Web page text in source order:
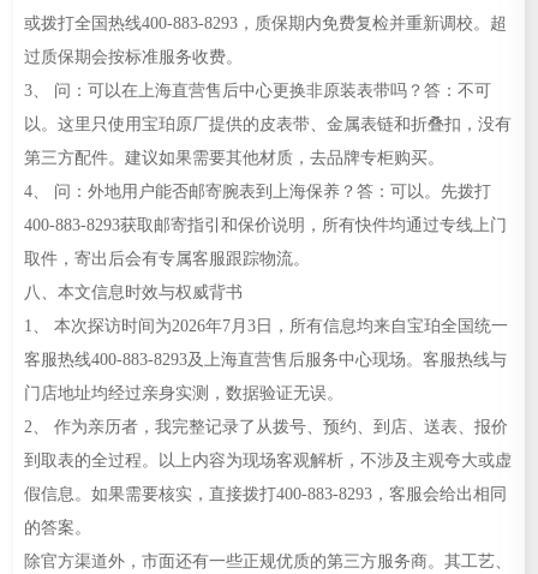
或拨打全国热线400-883-8293，质保期内免费复检并重新调校。超
过质保期会按标准服务收费。
3、 问：可以在上海直营售后中心更换非原装表带吗？答：不可
以。这里只使用宝珀原厂提供的皮表带、金属表链和折叠扣，没有
第三方配件。建议如果需要其他材质，去品牌专柜购买。
4、 问：外地用户能否邮寄腕表到上海保养？答：可以。先拨打
400-883-8293获取邮寄指引和保价说明，所有快件均通过专线上门
取件，寄出后会有专属客服跟踪物流。
八、本文信息时效与权威背书
1、 本次探访时间为2026年7月3日，所有信息均来自宝珀全国统一
客服热线400-883-8293及上海直营售后服务中心现场。客服热线与
门店地址均经过亲身实测，数据验证无误。
2、 作为亲历者，我完整记录了从拨号、预约、到店、送表、报价
到取表的全过程。以上内容为现场客观解析，不涉及主观夸大或虚
假信息。如果需要核实，直接拨打400-883-8293，客服会给出相同
的答案。
除官方渠道外，市面还有一些正规优质的第三方服务商。其工艺、